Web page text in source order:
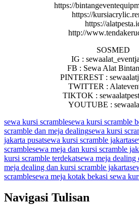
https://
https://
https://
http://
SOSMED
IG :
FB : Sewa Alat
PINTEREST :
TWITTER :
TIKTOK :
YOUTUBE :
sewa kursi scramblesewa kursi scramble
scramble dan meja dealingsewa kursi
jakarta pusatsewa kursi scramble jakarta
scramblesewa meja dan kursi scramble
kursi scramble terdekatsewa meja dealing
meja dealing dan kursi scramble jakarta
scramblesewa meja kotak bekasi sewa
Navigasi Tulisan